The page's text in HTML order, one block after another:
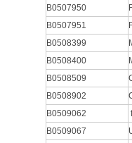
B0507950
B0507951
B0508399
B0508400
B0508509
B0508902
B0509062
B0509067